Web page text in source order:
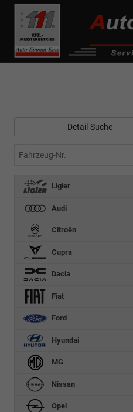
------------ Host Name :
Detail-Suche
Fahrzeug-
Ligier
Audi
Citroën
Cupra
Dacia
Fiat
Ford
Hyundai
MG
Nissan
Opel